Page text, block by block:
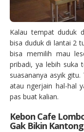
Kalau tempat duduk
bisa duduk di lantai 2
bisa memilih mau
pribadi, ya lebih suka
suasananya asyik
atau ngerjain hal-hal
pas buat kalian.
Kebon Cafe
Gak Bikin